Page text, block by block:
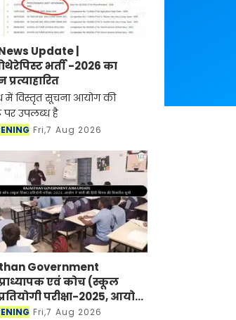
Update |
भर्ती -2026 का
प्रत्याहारित
में विस्तृत सूचना आयोग की
पर उपलब्ध है
Fri,7 Aug 2026
Government
एवं कोच (स्कूल
परीक्षा-2025, आयोग
हिंदी विषय की विचारित
Fri,7 Aug 2026